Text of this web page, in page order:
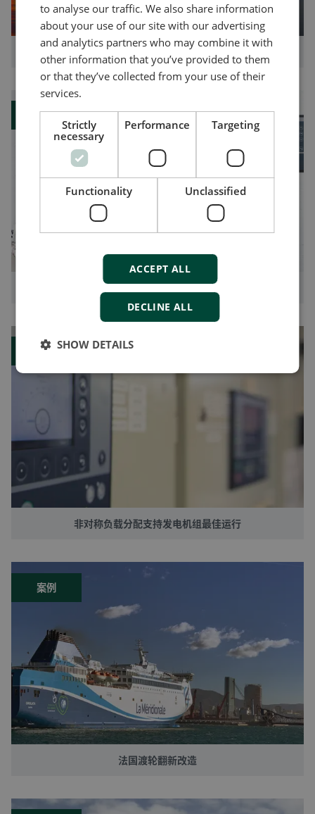
如何从岸电连接获益
博客
CustomLogic 简化控制器自定义过程
博客
非对称负载分配支持发电机组最佳运行
案例
法国渡轮翻新改造
to analyse our traffic. We also share information
about your use of our site with our advertising
and analytics partners who may combine it with
other information that you’ve provided to them
or that they’ve collected from your use of their
services.
Strictly
necessary
Performance Targeting
Functionality Unclassified
ACCEPT ALL
DECLINE ALL
SHOW DETAILS